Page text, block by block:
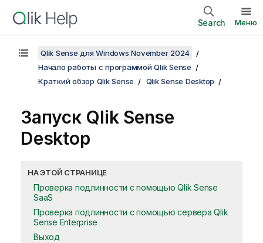
Search Меню
Qlik Sense для Windows November 2024
Начало работы с программой Qlik Sense
Краткий обзор Qlik Sense
Qlik Sense Desktop
Запуск Qlik Sense
Desktop
НА ЭТОЙ СТРАНИЦЕ
Проверка подлинности с помощью Qlik Sense
SaaS
Проверка подлинности с помощью сервера Qlik
Sense Enterprise
Выход